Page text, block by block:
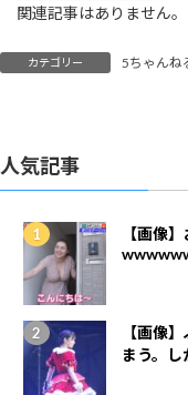
関連記事はありません。
カテゴリー 5ちゃんね
人気記事
【画像
【画像
まう。